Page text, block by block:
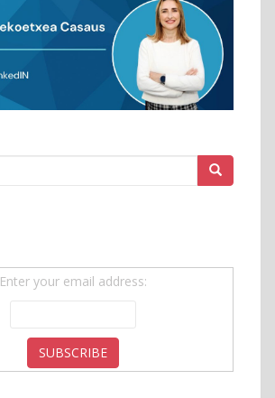
Enter your email address: